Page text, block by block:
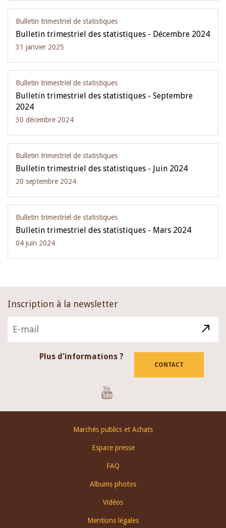
Bulletin trimestriel de statistiques
Bulletin trimestriel des statistiques - Décembre 2024
31 janvier 2025
Bulletin trimestriel de statistiques
Bulletin trimestriel des statistiques - Septembre
2024
30 décembre 2024
Bulletin trimestriel de statistiques
Bulletin trimestriel des statistiques - Juin 2024
20 septembre 2024
Bulletin trimestriel de statistiques
Bulletin trimestriel des statistiques - Mars 2024
04 juin 2024
Inscription à la newsletter
Plus d'informations ?
CONTACT
Marchés publics et Achats
Espace presse
FAQ
Albums photos
Vidéos
Mentions légales